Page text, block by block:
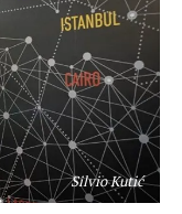
Silvio Kutić